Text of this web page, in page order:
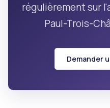
régulièrement sur
Paul-Trois-
Demander